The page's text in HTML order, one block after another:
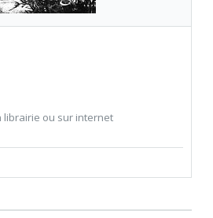
ou sur internet